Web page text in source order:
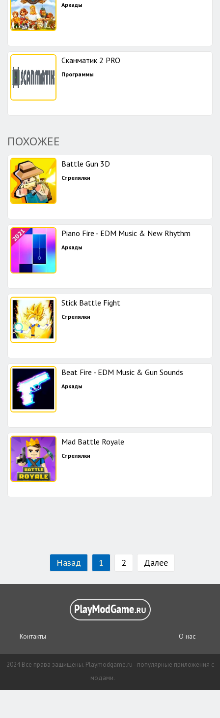
Аркады
Сканматик 2 PRO
Программы
ПОХОЖЕЕ
Battle Gun 3D
Стрелялки
Piano Fire - EDM Music & New Rhythm
Аркады
Stick Battle Fight
Стрелялки
Beat Fire - EDM Music & Gun Sounds
Аркады
Mad Battle Royale
Стрелялки
Назад 1 2 Далее
Контакты О нас
2024 Все права защищены. Playmodgame.ru - популярные приложения с
модами.